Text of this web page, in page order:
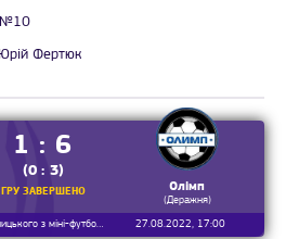
Фертюк
1 : 6
(0 : 3)
ГРУ ЗАВЕРШЕНО Олімп
(Деражня)
Перший воєнний Чемпіонат Хмельницького з міні-футболу 2021/2022, 1/2 фіналу
27.08.2022, 17:00